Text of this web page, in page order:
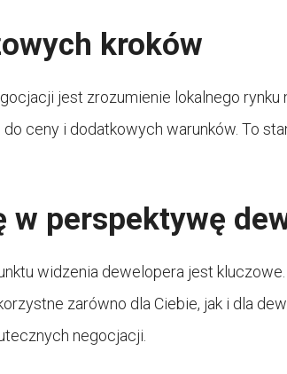
kroków
jest zrozumienie lokalnego rynku
ceny i dodatkowych warunków. To
w perspektywę
widzenia dewelopera jest
zarówno dla Ciebie, jak i dla
negocjacji.